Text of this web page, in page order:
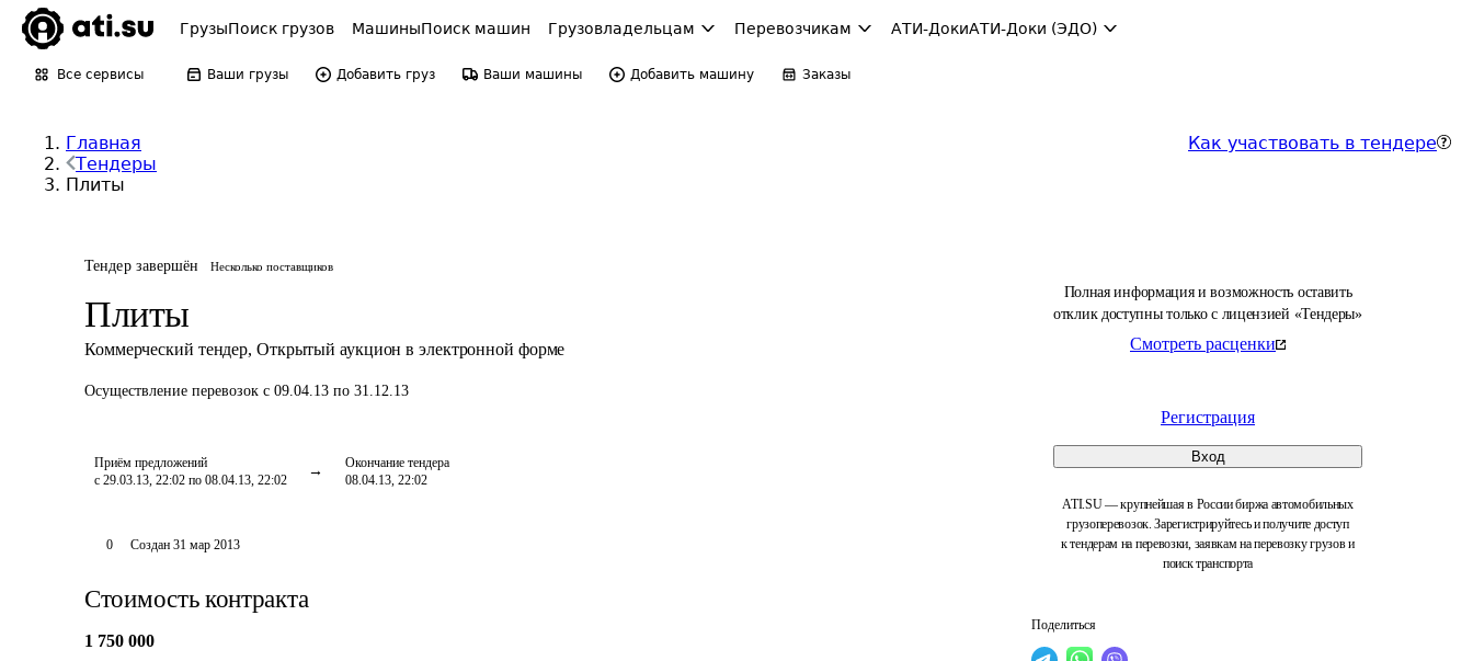
ГрузыПоиск грузов МашиныПоиск машин Грузовладельцам Перевозчикам АТИ-ДокиАТИ-Доки (ЭДО)
Все сервисы Ваши грузы Добавить груз Ваши машины Добавить машину Заказы
Главная
Тендеры
Плиты
Как участвовать в тендере
Тендер завершён Несколько поставщиков
Плиты
Коммерческий тендер, Открытый аукцион в электронной форме
Осуществление перевозок с 09.04.13 по 31.12.13
Приём предложений
с 29.03.13, 22:02 по 08.04.13, 22:02
Окончание тендера
08.04.13, 22:02
Полная информация и возможность оставить
отклик доступны только с лицензией «Тендеры»
Смотреть расценки
Регистрация
Вход
ATI.SU — крупнейшая в России биржа автомобильных
грузоперевозок. Зарегистрируйтесь и получите доступ
к тендерам на перевозки, заявкам на перевозку грузов и
поиск транспорта
Поделиться
0 Создан 31 мар 2013
Стоимость контракта
1 750 000